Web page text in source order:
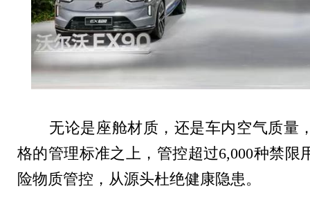
无论是座舱材质，还是车内空气质量
格的管理标准之上，管控超过6,000种禁限
险物质管控，从源头杜绝健康隐患。